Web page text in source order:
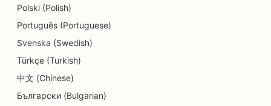
SEO detailide kauplustele
SEO Donut kauplustele
SEO söögikohtadele
Polski (Polish)
Português (Portuguese)
Svenska (Swedish)
Türkçe (Turkish)
中文 (Chinese)
Български (Bulgarian)